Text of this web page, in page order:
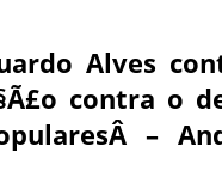
Alves
contra o
–